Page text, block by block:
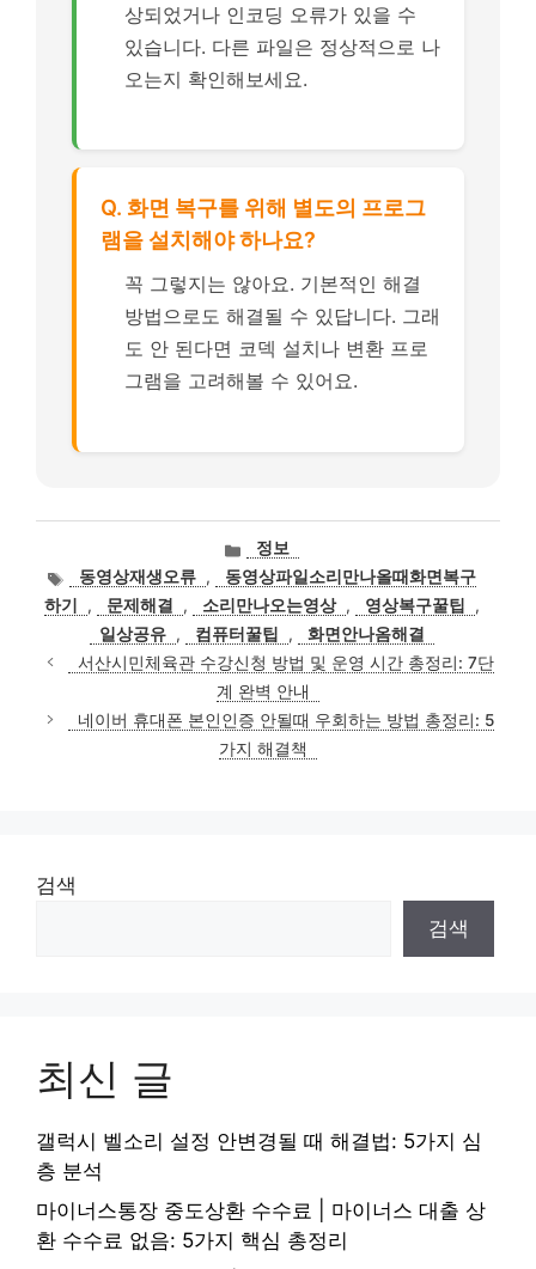
상되었거나 인코딩 오류가 있을 수
있습니다. 다른 파일은 정상적으로 나
오는지 확인해보세요.
Q. 화면 복구를 위해 별도의 프로그
램을 설치해야 하나요?
꼭 그렇지는 않아요. 기본적인 해결
방법으로도 해결될 수 있답니다. 그래
도 안 된다면 코덱 설치나 변환 프로
그램을 고려해볼 수 있어요.
카
테
고
리
정보
태
그
동영상재생오류 ,
동영상파일소리만나올때화면복구
하기
, 문제해결 , 소리만나오는영상 , 영상복구꿀팁
,
일상공유 , 컴퓨터꿀팁 ,
화면안나옴해결
서산시민체육관 수강신청 방법 및 운영 시간 총정리: 7단
계 완벽 안내
네이버 휴대폰 본인인증 안될때 우회하는 방법 총정리: 5
가지 해결책
검색
검색
최신 글
갤럭시 벨소리 설정 안변경될 때 해결법: 5가지 심
층 분석
마이너스통장 중도상환 수수료 | 마이너스 대출 상
환 수수료 없음: 5가지 핵심 총정리